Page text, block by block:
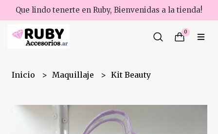
Que lindo tenerte en Ruby, Bienvenidas a la tienda!
0
Inicio Maquillaje Kit Beauty